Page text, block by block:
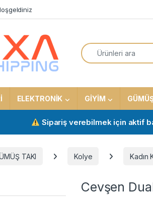
Search for:
ELEKTRONİK GİYİM
Sipariş verebilmek için aktif bayilik
TAKI Kolye Kadın
Cevşen